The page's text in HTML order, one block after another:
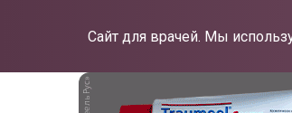
Сайт для врачей. Мы